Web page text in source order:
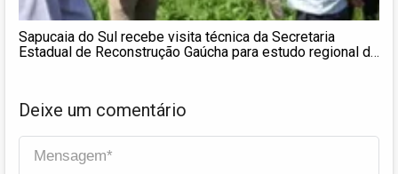
Sapucaia do Sul recebe visita técnica da Secretaria
Estadual de Reconstrução Gaúcha para estudo regional de
Deixe um comentário